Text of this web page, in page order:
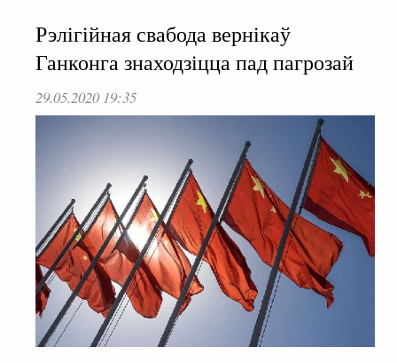
Рэлігійная свабода вернікаў
Ганконга знаходзіцца пад пагрозай
29.05.2020 19:35